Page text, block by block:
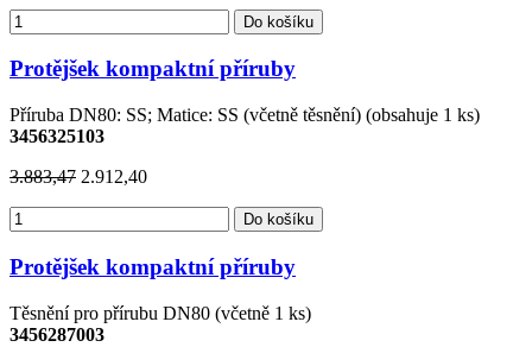
Do košíku
Protějšek kompaktní příruby
Příruba DN80: SS; Matice: SS (včetně těsnění) (obsahuje 1 ks)
3456325103
3.883,47 2.912,40
Do košíku
Protějšek kompaktní příruby
Těsnění pro přírubu DN80 (včetně 1 ks)
3456287003